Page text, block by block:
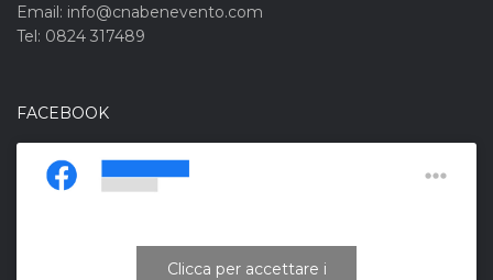
Email: info@cnabenevento.com
Tel: 0824 317489
FACEBOOK
Clicca per accettare i